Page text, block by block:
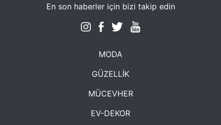
En son haberler için bizi takip edin
MODA
GÜZELLİK
MÜCEVHER
EV-DEKOR